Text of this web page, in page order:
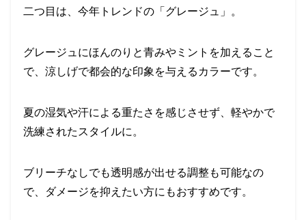
二つ目は、今年トレンドの「グレージュ」。
グレージュにほんのりと青みやミントを加えること
で、涼しげで都会的な印象を与えるカラーです。
夏の湿気や汗による重たさを感じさせず、軽やかで
洗練されたスタイルに。
ブリーチなしでも透明感が出せる調整も可能なの
で、ダメージを抑えたい方にもおすすめです。